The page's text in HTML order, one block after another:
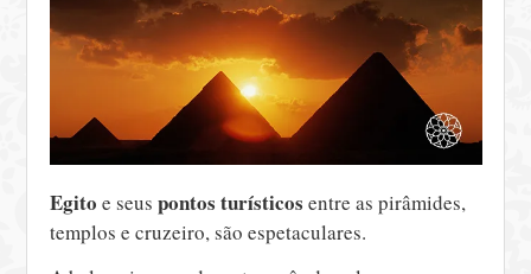
Egito e seus pontos turísticosentre as pirâmides,
templos e cruzeiro, são espetaculares.